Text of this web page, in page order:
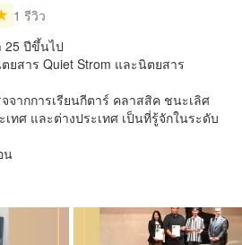
1 รีวิว
25 ปีขึ้นไป
ยสาร Quiet Strom และนิตยสาร
จากการเรียนกีตาร์ คลาสสิค ชนะเลิศ
เทศ และต่างประเทศ เป็นที่รู้จักในระดับ
น